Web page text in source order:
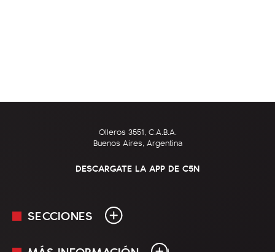
Olleros 3551, C.A.B.A.
Buenos Aires, Argentina
DESCARGATE LA APP DE C5N
SECCIONES